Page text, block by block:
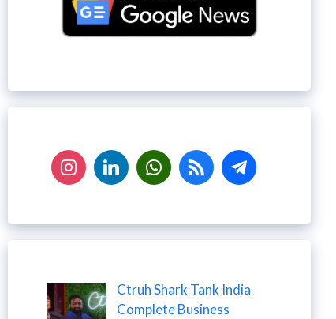
Ctruh Shark Tank India
Complete Business